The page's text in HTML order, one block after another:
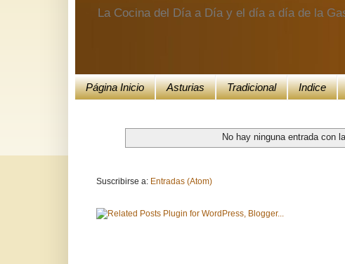
La Cocina del Día a Día y el día a día de la
Página Inicio Asturias Tradicional Indice
No hay ninguna entrada con
Suscribirse a: Entradas (Atom)